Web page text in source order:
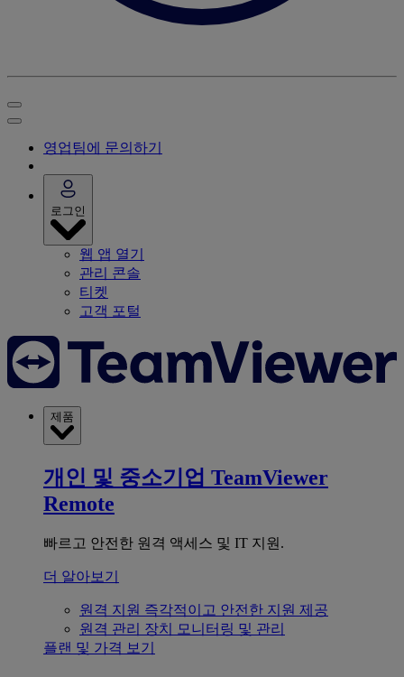
영업팀에 문의하기
로그인
웹 앱 열기
관리 콘솔
티켓
고객 포털
제품
개인 및 중소기업 TeamViewer
Remote
빠르고 안전한 원격 액세스 및 IT 지원.
더 알아보기
원격 지원 즉각적이고 안전한 지원 제공
원격 관리 장치 모니터링 및 관리
플랜 및 가격 보기